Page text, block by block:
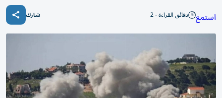
استمع دقائق القراءة - 2 شارك